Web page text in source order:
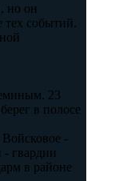
но он
событий.
23
в полосе
-
гвардии
в районе